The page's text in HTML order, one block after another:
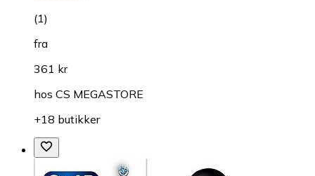
(1)
fra
361 kr
hos CS MEGASTORE
+18 butikker